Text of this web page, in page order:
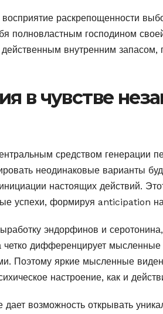
раскрепощенности
полновластным господином
действенным внутренним
в чувстве
средством генерации
неодинаковые варианты
настоящих действий.
успехи, формируя anticipation
эндорфинов и
дифференцирует мысленные
Поэтому яркие мысленные
настроение, как и
дает возможность открывать